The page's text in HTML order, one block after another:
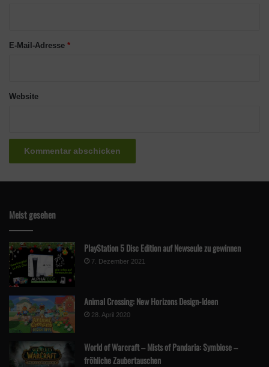
E-Mail-Adresse *
Website
Meist gesehen
PlayStation 5 Disc Edition auf Newseule zu gewinnen
7. Dezember 2021
Animal Crossing: New Horizons Design-Ideen
28. April 2020
World of Warcraft – Mists of Pandaria: Symbiose –
fröhliche Zaubertauschen